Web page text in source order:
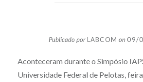
Publicado porLABCOM on09/
Aconteceram durante o Simpósio
Universidade Federal de Pelotas,